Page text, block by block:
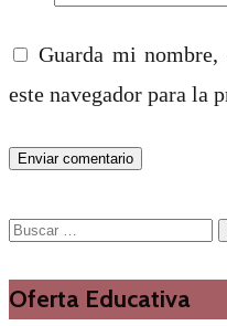
Guarda mi
este navegador para la
Buscar:
Oferta Educativa